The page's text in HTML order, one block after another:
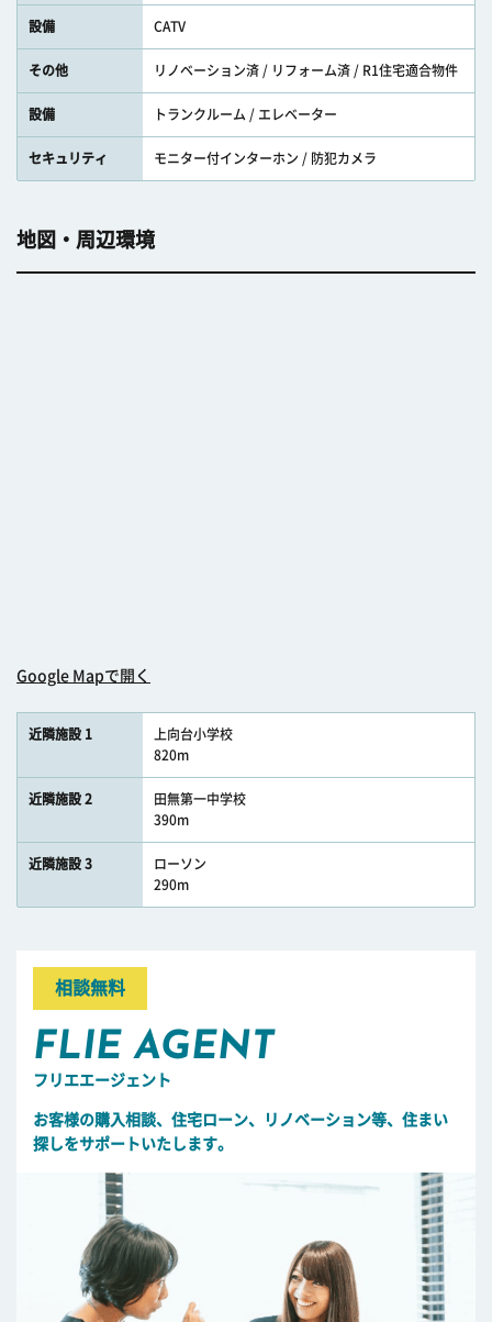
設備 CATV
その他 リノベーション済 / リフォーム済 / R1住宅適合物件
設備 トランクルーム / エレベーター
セキュリティ モニター付インターホン / 防犯カメラ
地図・周辺環境
Google Mapで開く
近隣施設 1
上向台小学校
820m
近隣施設 2
田無第一中学校
390m
近隣施設 3
ローソン
290m
相談無料
FLIE AGENT
フリエエージェント
お客様の購入相談、住宅ローン、リノベーション等、住まい
探しをサポートいたします。